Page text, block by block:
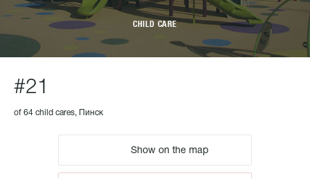
CHILD CARE
#21
of 64 child cares, Пинск
Show on the map